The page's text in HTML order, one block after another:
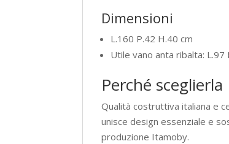
Dimensioni
L.160 P.42 H.40 cm
Utile vano anta ribalta: L.97
Perché sceglierla
Qualità costruttiva italiana e
unisce design essenziale e
produzione Itamoby.